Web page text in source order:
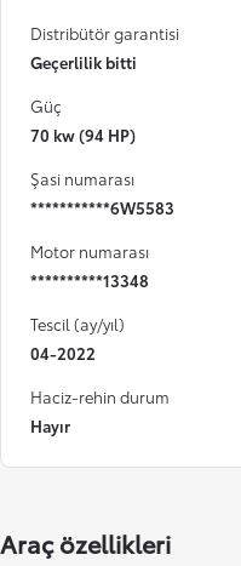
Distribütör garantisi
Geçerlilik bitti
Güç
70 kw (94 HP)
Şasi numarası
***********6W5583
Motor numarası
**********13348
Tescil (ay/yıl)
04-2022
Haciz-rehin durum
Hayır
Araç özellikleri